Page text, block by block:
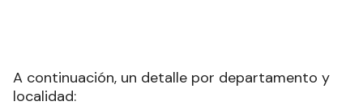
A continuación, un detalle por departamento y
localidad: